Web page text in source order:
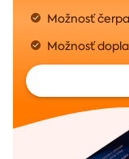
Možnosť
Možnosť